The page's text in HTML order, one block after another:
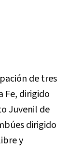
de tres
Fe, dirigido
Juvenil de
dirigido
y